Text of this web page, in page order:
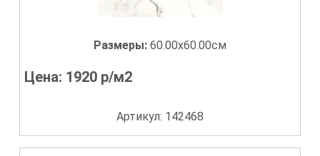
Размеры: 60.00x60.00см
Цена: 1920 р/м2
Артикул: 142468